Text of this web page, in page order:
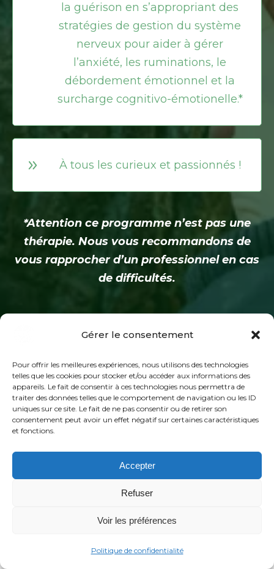
Gérer le consentement
Pour offrir les meilleures expériences, nous utilisons des technologies
telles que les cookies pour stocker et/ou accéder aux informations des
appareils. Le fait de consentir à ces technologies nous permettra de
traiter des données telles que le comportement de navigation ou les ID
uniques sur ce site. Le fait de ne pas consentir ou de retirer son
consentement peut avoir un effet négatif sur certaines caractéristiques
et fonctions.
Accepter
Refuser
Voir les préférences
Politique de confidentialité
la guérison en s’appropriant des
stratégies de gestion du système
nerveux pour aider à gérer
l’anxiété, les ruminations, le
débordement émotionnel et la
surcharge cognitivo-émotionelle.*
À tous les curieux et passionnés !
*Attention ce programme n’est pas une
thérapie. Nous vous recommandons de
vous rapprocher d’un professionnel en cas
de difficultés.
ORGANISATION ET EMPLOI DU
TEMPS
6 séances de 1 heure 30 chacune
Linda Thai qui s’exprimera en anglais et